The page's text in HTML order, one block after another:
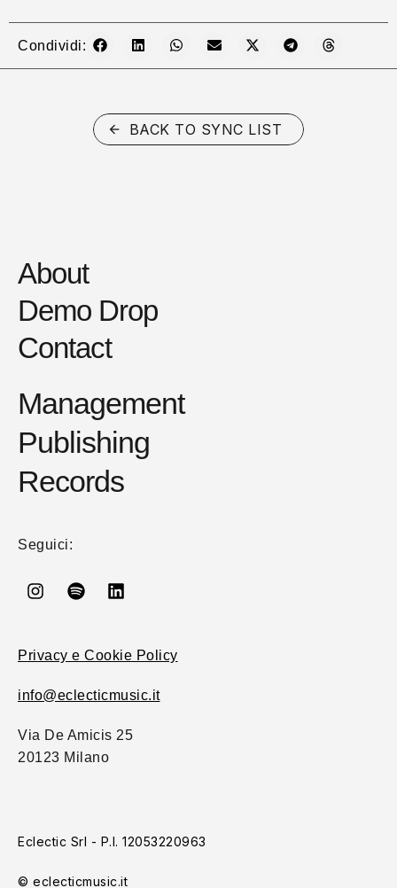
Condividi:
BACK TO SYNC LIST
About
Demo Drop
Contact
Management
Publishing
Records
Seguici:
Privacy e Cookie Policy
info@eclecticmusic.it
Via De Amicis 25
20123 Milano
Eclectic Srl - P.I. 12053220963
© eclecticmusic.it